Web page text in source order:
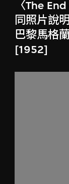
〈The
同照片說
巴黎馬格
[1952]